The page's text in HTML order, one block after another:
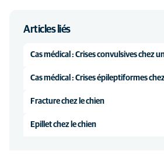
Articles liés
Cas médical : Crises convulsives chez
Cas médical : Crises épileptiformes
Fracture chez le chien
Epillet chez le chien